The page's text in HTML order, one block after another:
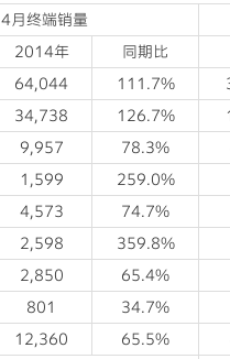
4月终端销量
2014年 同期比
64,044 111.7%
34,738 126.7%
9,957 78.3%
1,599 259.0%
4,573 74.7%
2,598 359.8%
2,850 65.4%
801 34.7%
12,360 65.5%